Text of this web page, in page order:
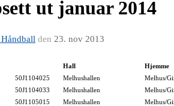
ut januar 2014
den 23. nov 2013
Hall
Hjemme
50J1104025 Melhushallen
Melhus/
50J1104033 Melhushallen
Melhus/
50J1105015 Melhushallen
Melhus/